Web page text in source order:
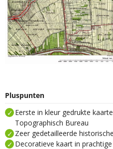
Pluspunten
Eerste in kleur gedrukte
Topographisch Bureau
Zeer gedetailleerde
Decoratieve kaart in